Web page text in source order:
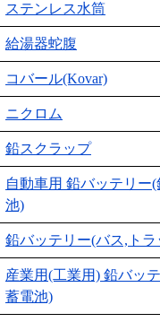
ステンレス水筒
給湯器蛇腹
コバール(Kovar)
ニクロム
鉛スクラップ
自動車用 鉛バッテリー
池)
鉛バッテリー(バス,トラ
産業用(工業用) 鉛バッ
蓄電池)